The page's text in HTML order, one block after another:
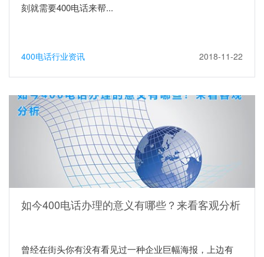
刻就需要400电话来帮...
400电话行业资讯 2018-11-22
如今400电话办理的意义有哪些？来看客观分析
曾经在街头你有没有看见过一种企业巨幅海报，上边有